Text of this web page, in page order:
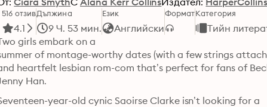
516 отзив
4.1
Дължина
9 Ч. 53 мин.
Език
Английски
ФорматКатегория
Тийн
girls embark on a
of montage-worthy dates (with a few strings
heartfelt lesbian rom-com that’s perfect for fans of
year-old cynic Saoirse Clarke isn’t looking for a